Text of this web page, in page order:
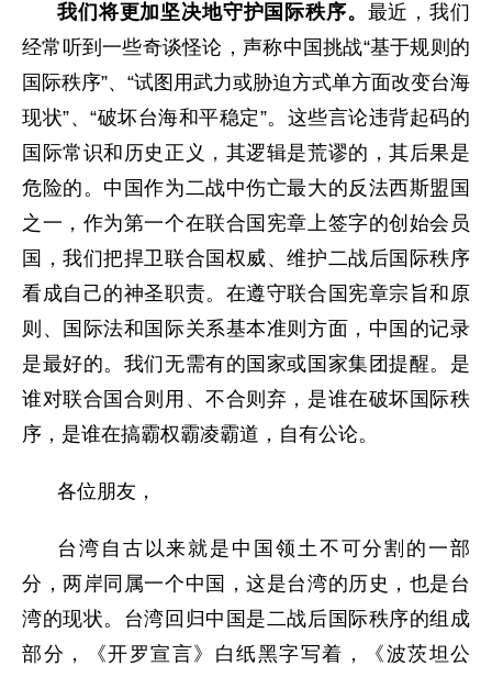
我们将更加坚决地守护国际秩序。 最近，我们
经常听到一些奇谈怪论，声称中国挑战“基于规则的
国际秩序”、“试图用武力或胁迫方式单方面改变台海
现状”、“破坏台海和平稳定”。这些言论违背起码的
国际常识和历史正义，其逻辑是荒谬的，其后果是
危险的。中国作为二战中伤亡最大的反法西斯盟国
之一，作为第一个在联合国宪章上签字的创始会员
国，我们把捍卫联合国权威、维护二战后国际秩序
看成自己的神圣职责。在遵守联合国宪章宗旨和原
则、国际法和国际关系基本准则方面，中国的记录
是最好的。我们无需有的国家或国家集团提醒。是
谁对联合国合则用、不合则弃，是谁在破坏国际秩
序，是谁在搞霸权霸凌霸道，自有公论。
各位朋友，
台湾自古以来就是中国领土不可分割的一部
分，两岸同属一个中国，这是台湾的历史，也是台
湾的现状。台湾回归中国是二战后国际秩序的组成
部分，《开罗宣言》白纸黑字写着，《波茨坦公